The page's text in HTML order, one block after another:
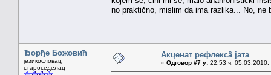
no praktično, mislim da ima razlika... No, ne
Ђорђе Божовић
језикословац
староседелац
Акценат рефлексâ јата
« Одговор #7 у: 22.53 ч. 05.03.2010.